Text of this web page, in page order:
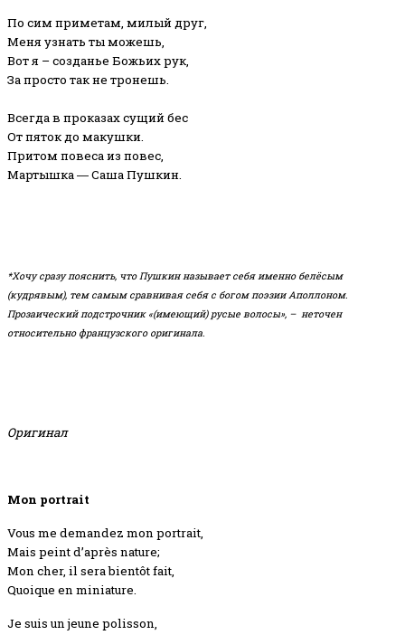
По сим приметам, милый друг,
Меня узнать ты можешь,
Вот я – созданье Божьих рук,
За просто так не тронешь.
Всегда в проказах сущий бес
От пяток до макушки.
Притом повеса из повес,
Мартышка ― Саша Пушкин.
*Хочу сразу пояснить, что Пушкин называет себя именно белёсым
(кудрявым), тем самым сравнивая себя с богом поэзии Аполлоном.
Прозаический подстрочник «(имеющий) русые волосы», – неточен
относительно французского оригинала.
Оригинал
Mon portrait
Vous me demandez mon portrait,
Mais peint d’après nature;
Mon cher, il sera bientôt fait,
Quoique en miniature.
Je suis un jeune polisson,